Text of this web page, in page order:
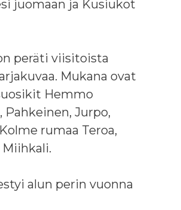
juomaan ja Kusiukot
peräti viisitoista
Mukana ovat
Hemmo
Pahkeinen, Jurpo,
rumaa Teroa,
Miihkali.
alun perin vuonna